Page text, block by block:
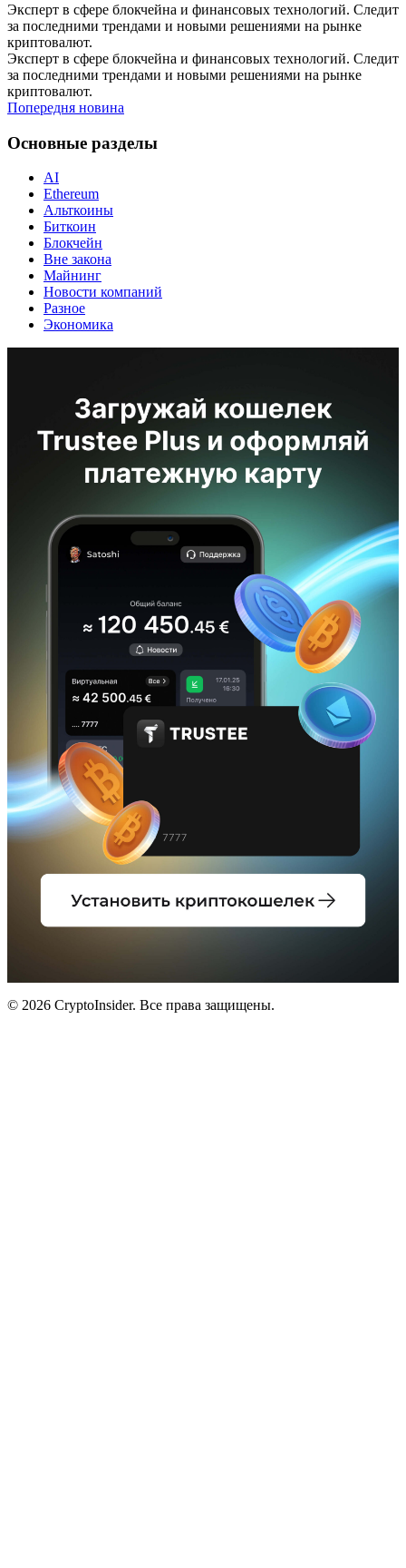
Эксперт в сфере блокчейна и финансовых технологий. Следит
за последними трендами и новыми решениями на рынке
криптовалют.
Эксперт в сфере блокчейна и финансовых технологий. Следит
за последними трендами и новыми решениями на рынке
криптовалют.
Попередня новина
Основные разделы
AI
Ethereum
Альткоины
Биткоин
Блокчейн
Вне закона
Майнинг
Новости компаний
Разное
Экономика
© 2026 CryptoInsider. Все права защищены.